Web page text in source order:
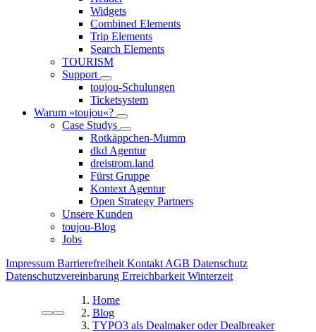
Widgets
Combined Elements
Trip Elements
Search Elements
TOURISM
Support
toujou-Schulungen
Ticketsystem
Warum »toujou«?
Case Studys
Rotkäppchen-Mumm
dkd Agentur
dreistrom.land
Fürst Gruppe
Kontext Agentur
Open Strategy Partners
Unsere Kunden
toujou-Blog
Jobs
Impressum Barrierefreiheit Kontakt AGB Datenschutz
Datenschutzvereinbarung Erreichbarkeit Winterzeit
Home
Blog
TYPO3 als Dealmaker oder Dealbreaker